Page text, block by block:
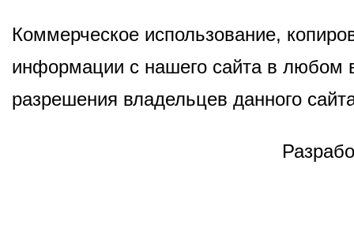
Коммерческое использование,
информации с нашего сайта в любом
разрешения владельцев данного